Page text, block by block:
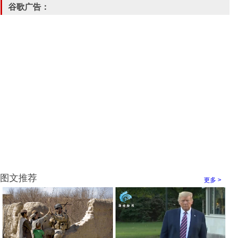
谷歌广告：
更多 >
图文推荐